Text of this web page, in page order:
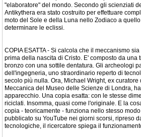
"elaboratore" del mondo. Secondo gli scienziati
Antikythera era stato costruito per effettuare
moto del Sole e della Luna nello Zodiaco a
determinare le eclissi.
COPIA ESATTA - Si calcola che il meccanismo
prima della nascita di Cristo. E' composto da una
bronzo con una sottile dentatura. Gli archeologi
dell'ingegneria, uno straordinario reperto di
secolo più nulla. Ora, Michael Wright, ex
Meccanica del Museo delle Scienze di Londra,
apparecchio. Una copia esatta: con le stesse
riciclati. Insomma, quasi come l'originale. E la
copia - teoricamente - funziona nello stesso
pubblicato su YouTube nei giorni scorsi, ripreso
tecnologiche, il ricercatore spiega il